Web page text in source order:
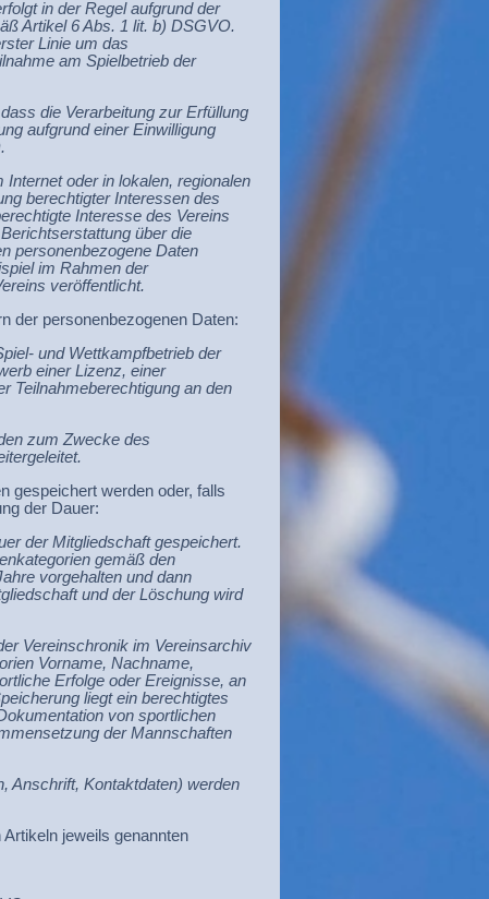
in der Regel aufgrund der
Artikel 6 Abs. 1 lit. b) DSGVO.
Linie um das
am Spielbetrieb der
die Verarbeitung zur Erfüllung
aufgrund einer Einwilligung
oder in lokalen, regionalen
berechtigter Interessen des
Interesse des Vereins
über die
personenbezogene Daten
im Rahmen der
veröffentlicht.
der personenbezogenen Daten:
und Wettkampfbetrieb der
einer Lizenz, einer
Teilnahmeberechtigung an den
zum Zwecke des
gespeichert werden oder, falls
der Dauer:
der Mitgliedschaft gespeichert.
gemäß den
vorgehalten und dann
und der Löschung wird
Vereinschronik im Vereinsarchiv
Vorname, Nachname,
Erfolge oder Ereignisse, an
liegt ein berechtigtes
von sportlichen
der Mannschaften
Anschrift, Kontaktdaten) werden
jeweils genannten